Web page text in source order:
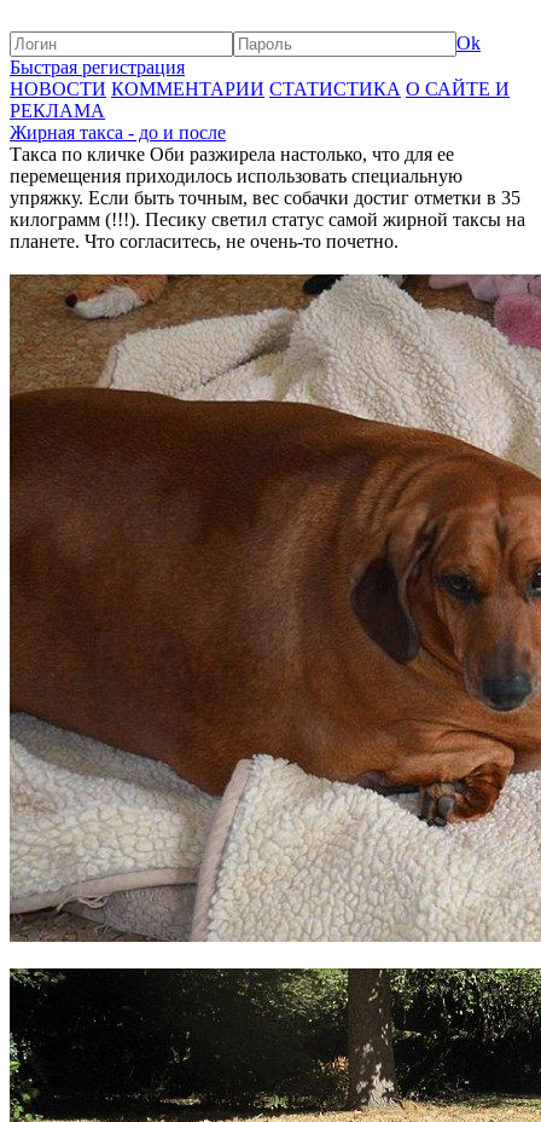
Ok
Быстрая регистрация
НОВОСТИ КОММЕНТАРИИ СТАТИСТИКА О САЙТЕ И
РЕКЛАМА
Жирная такса - до и после
Такса по кличке Оби разжирела настолько, что для ее
перемещения приходилось использовать специальную
упряжку. Если быть точным, вес собачки достиг отметки в 35
килограмм (!!!). Песику светил статус самой жирной таксы на
планете. Что согласитесь, не очень-то почетно.